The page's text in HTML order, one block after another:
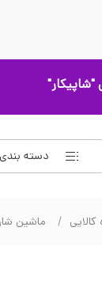
"شاپیکار"
دسته
ماشین